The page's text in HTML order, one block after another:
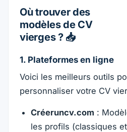
Où trouver des
modèles de CV
vierges ? 📥
1. Plateformes en ligne
Voici les meilleurs outils
personnaliser votre CV
Créeruncv.com :
les profils (classiques